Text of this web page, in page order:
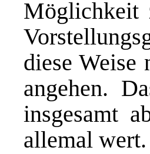
Möglichkeit
diese Weise
angehen.
insgesamt
allemal wert.